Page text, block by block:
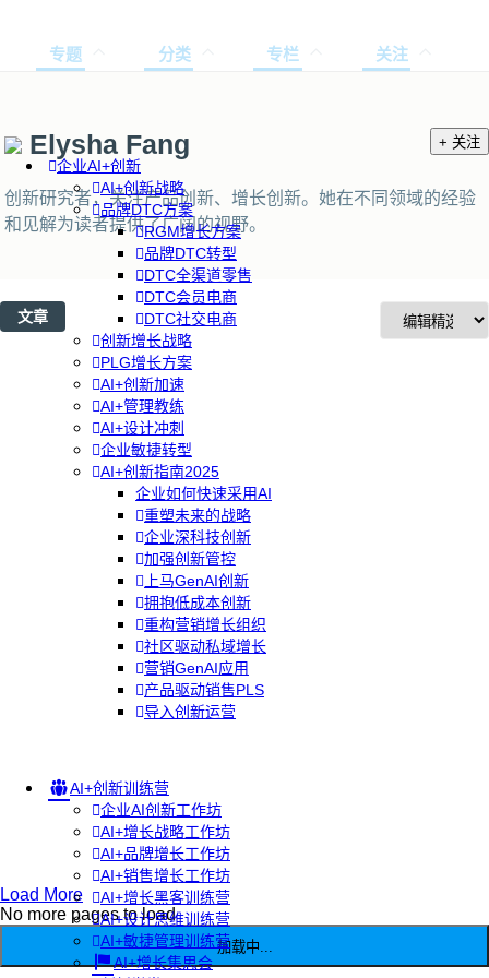
企业AI+创新
AI+创新战略
品牌DTC方案
RGM增长方案
品牌DTC转型
DTC全渠道零售
DTC会员电商
DTC社交电商
创新增长战略
PLG增长方案
AI+创新加速
AI+管理教练
AI+设计冲刺
企业敏捷转型
AI+创新指南2025
企业如何快速采用AI
重塑未来的战略
企业深科技创新
加强创新管控
上马GenAI创新
拥抱低成本创新
重构营销增长组织
社区驱动私域增长
营销GenAI应用
产品驱动销售PLS
导入创新运营
AI+创新训练营
企业AI创新工作坊
AI+增长战略工作坊
AI+品牌增长工作坊
AI+销售增长工作坊
AI+增长黑客训练营
AI+设计思维训练营
AI+敏捷管理训练营
AI+增长集思会
专题 分类 专栏 关注
Elysha Fang + 关注
创新研究者，关注产品创新、增长创新。她在不同领域的经验
和见解为读者提供了广阔的视野。
文章
Load More
No more pages to load
加载中...